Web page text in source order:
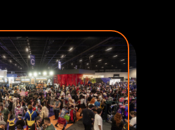
e hábitos de jogo até
e relação com marcas.